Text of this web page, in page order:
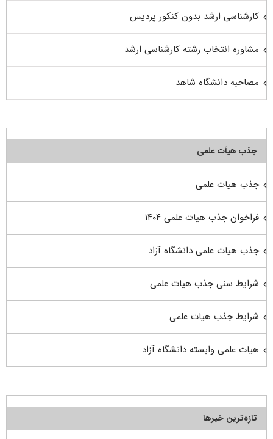
کارشناسی ارشد بدون کنکور پردیس
مشاوره انتخاب رشته کارشناسی ارشد
مصاحبه دانشگاه شاهد
جذب هیأت علمی
جذب هیات علمی
فراخوان جذب هیات علمی ۱۴۰۴
جذب هیات علمی دانشگاه آزاد
شرایط سنی جذب هیات علمی
شرایط جذب هیات علمی
هیات علمی وابسته دانشگاه آزاد
تازه‌ترین خبرها